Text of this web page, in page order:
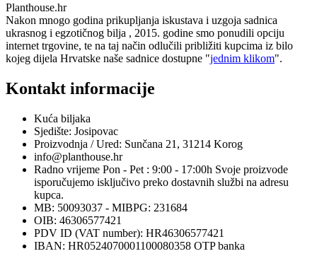
Planthouse.hr
Nakon mnogo godina prikupljanja iskustava i uzgoja sadnica
ukrasnog i egzotičnog bilja , 2015. godine smo ponudili opciju
internet trgovine, te na taj način odlučili približiti kupcima iz bilo
kojeg dijela Hrvatske naše sadnice dostupne "jednim klikom".
Kontakt informacije
Kuća biljaka
Sjedište: Josipovac
Proizvodnja / Ured: Sunčana 21, 31214 Korog
info@planthouse.hr
Radno vrijeme Pon - Pet : 9:00 - 17:00h Svoje proizvode
isporučujemo isključivo preko dostavnih službi na adresu
kupca.
MB: 50093037 - MIBPG: 231684
OIB: 46306577421
PDV ID (VAT number): HR46306577421
IBAN: HR0524070001100080358 OTP banka